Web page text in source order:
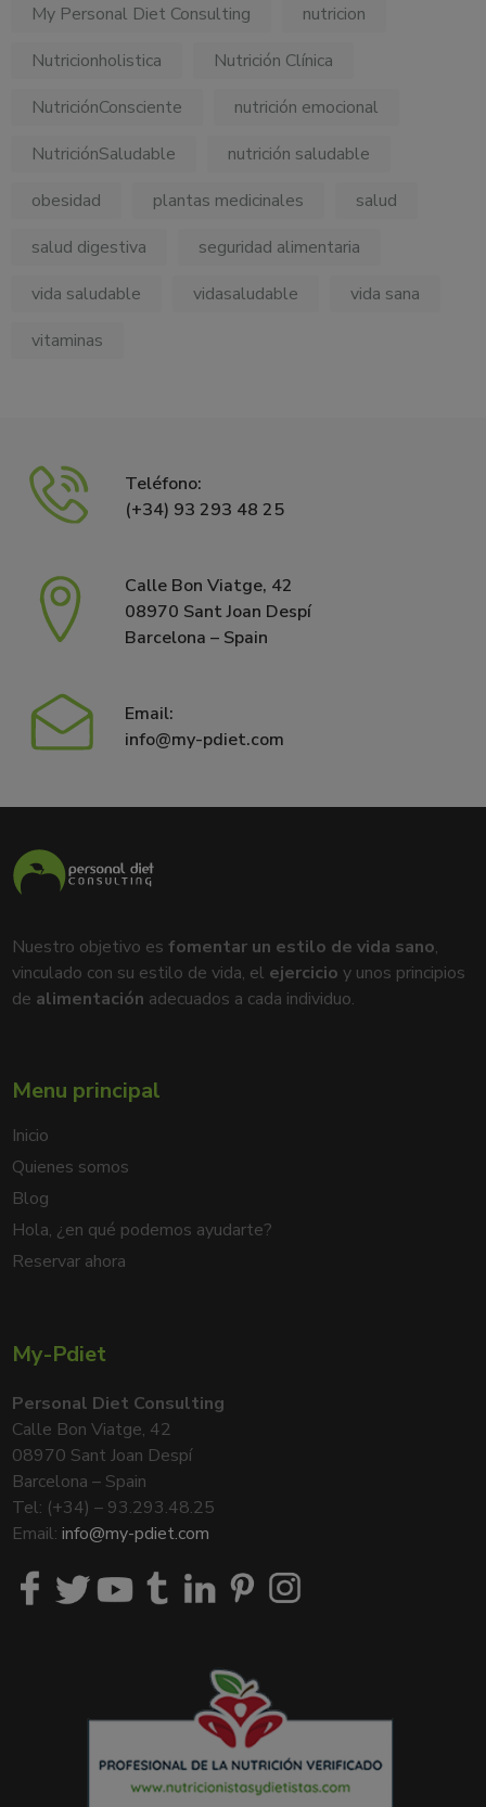
My Personal Diet Consulting
nutricion
Nutricionholistica
Nutrición Clínica
NutriciónConsciente
nutrición emocional
NutriciónSaludable
nutrición saludable
obesidad
plantas medicinales
salud
salud digestiva
seguridad alimentaria
vida saludable
vidasaludable
vida sana
vitaminas
Teléfono:
(+34) 93 293 48 25
Calle Bon Viatge, 42
08970 Sant Joan Despí
Barcelona – Spain
Email:
info@my-pdiet.com
Nuestro objetivo esfomentar un estilo de vida sano,
vinculado con su estilo de vida, el ejercicio y unos principios
de alimentación adecuados a cada individuo.
Menu principal
Inicio
Quienes somos
Blog
Hola, ¿en qué podemos ayudarte?
Reservar ahora
My-Pdiet
Personal Diet Consulting
Calle Bon Viatge, 42
08970 Sant Joan Despí
Barcelona – Spain
Tel: (+34) – 93.293.48.25
Email:info@my-pdiet.com